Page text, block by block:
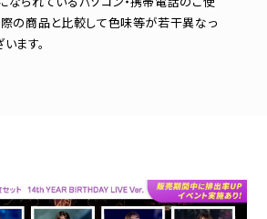
際の商品と比較して色味等が若干異なっ
ます。